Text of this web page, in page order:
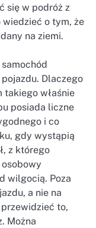
się w podróż z
o tym, że
na ziemi.
Dlaczego
takiego właśnie
posiada liczne
i co
gdy wystąpią
z którego
wilgocią. Poza
a nie na
to,
Można